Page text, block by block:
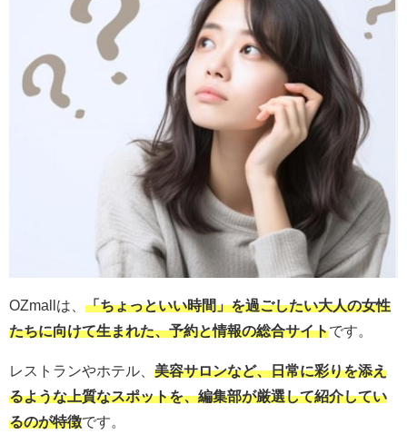
OZmallは、 「ちょっといい時間」を過ごしたい大人の女性
たちに向けて生まれた、予約と情報の総合サイトです。
レストランやホテル、 美容サロンなど、日常に彩りを添え
るような上質なスポットを、編集部が厳選して紹介してい
るのが特徴です。